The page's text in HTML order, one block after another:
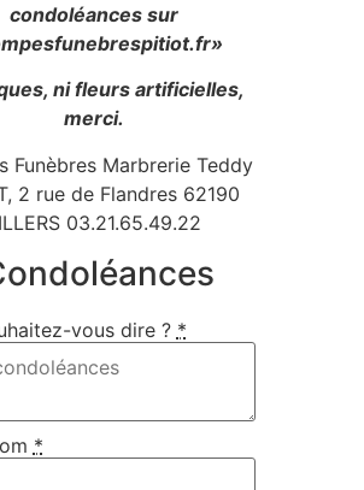
condoléances sur
ni fleurs artificielles,
merci.
Funèbres Marbrerie Teddy
2 rue de Flandres 62190
03.21.65.49.22
vous dire ? *
*